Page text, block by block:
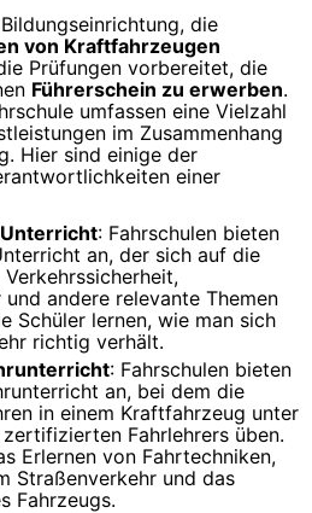
die
von Kraftfahrzeugen
Prüfungen vorbereitet, die
Führerschein zu erwerben.
umfassen eine Vielzahl
im Zusammenhang
Hier sind einige der
einer
: Fahrschulen bieten
an, der sich auf die
andere relevante Themen
Schüler lernen, wie man sich
richtig verhält.
: Fahrschulen bieten
an, bei dem die
in einem Kraftfahrzeug unter
Fahrlehrers üben.
Erlernen von Fahrtechniken,
Straßenverkehr und das
Fahrzeugs.